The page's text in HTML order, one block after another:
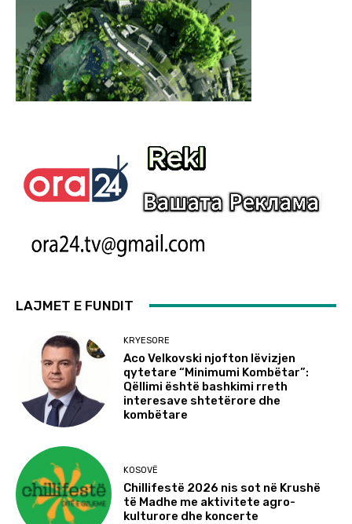
LAJMET E FUNDIT
KRYESORE
Aco Velkovski njofton lëvizjen
qytetare “Minimumi Kombëtar”:
Qëllimi është bashkimi rreth
interesave shtetërore dhe
kombëtare
KOSOVË
Chillifestë 2026 nis sot në Krushë
të Madhe me aktivitete agro-
kulturore dhe koncerte